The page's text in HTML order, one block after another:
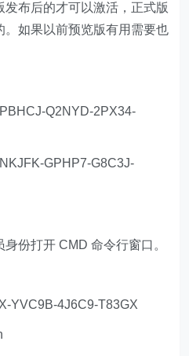
布后的才可以激活，正式版
。如果以前预览版有用需要也
Q2NYD-2PX34-
GPHP7-G8C3J-
份打开 CMD 命令行窗口。
YVC9B-4J6C9-T83GX